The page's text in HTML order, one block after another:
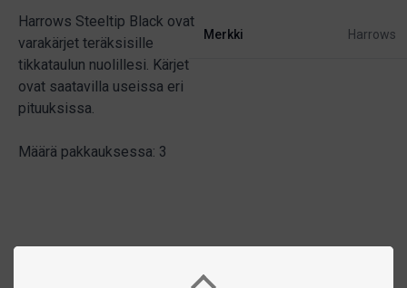
Harrows Steeltip Black ovat
varakärjet teräksisille
tikkataulun nuolillesi. Kärjet
ovat saatavilla useissa eri
pituuksissa.
Määrä pakkauksessa: 3
Merkki Harrows